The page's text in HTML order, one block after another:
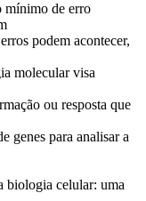
mínimo de erro
podem acontecer,
molecular visa
ou resposta que
genes para analisar a
biologia celular: uma